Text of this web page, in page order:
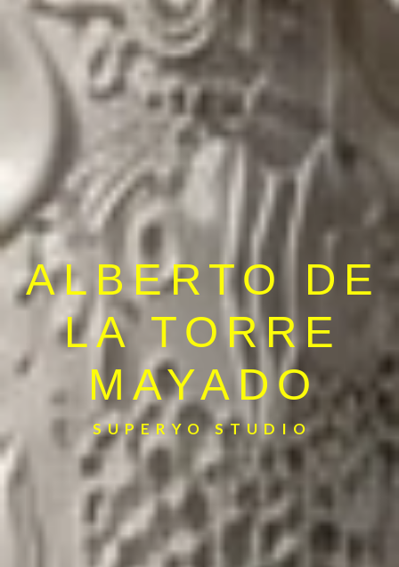
ALBERTO DE
LA TORRE
MAYADO
SUPERYO STUDIO